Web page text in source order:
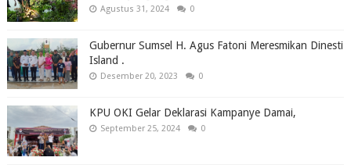
Agustus 31, 2024 0
Gubernur Sumsel H. Agus Fatoni Meresmikan Dinesti
Island .
Desember 20, 2023 0
KPU OKI Gelar Deklarasi Kampanye Damai,
September 25, 2024 0